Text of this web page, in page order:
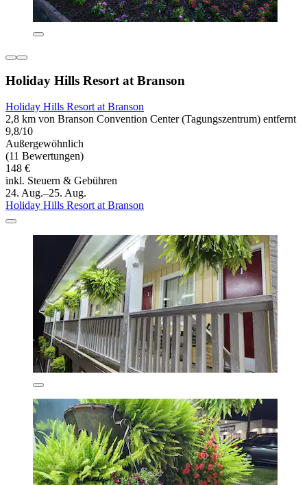
Holiday Hills Resort at Branson
Holiday Hills Resort at Branson
2,8 km von Branson Convention Center (Tagungszentrum) entfernt
9,8/10
Außergewöhnlich
(11 Bewertungen)
148 €
inkl. Steuern & Gebühren
24. Aug.–25. Aug.
Holiday Hills Resort at Branson